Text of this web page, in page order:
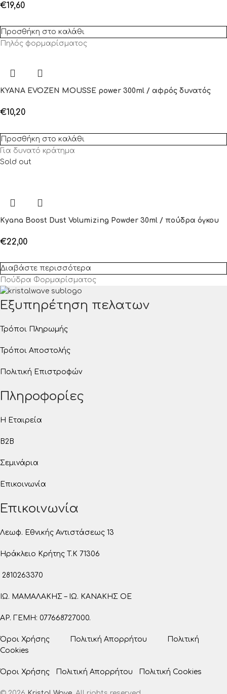
€19,60
Προσθήκη στο καλάθι
Πηλός φορμαρίσματος
KYANA EVOZEN MOUSSE power 300ml / αφρός δυνατός
€10,20
Προσθήκη στο καλάθι
Για δυνατό κράτημα
Sold out
Kyana Boost Dust Volumizing Powder 30ml / πούδρα όγκου
€22,00
Διαβάστε περισσότερα
Πούδρα Φορμαρίσματος
Εξυπηρέτηση πελατων
Τρόποι Πληρωμής
Τρόποι Αποστολής
Πολιτική Επιστροφών
Πληροφορίες
Η Εταιρεία
B2B
Σεμινάρια
Επικοινωνία
Επικοινωνία
Λεωφ. Εθνικής Αντιστάσεως 13
Ηράκλειο Κρήτης T.K 71306
2810263370
ΙΩ. ΜΑΜΑΛΑΚΗΣ – ΙΩ. ΚΑΝΑΚΗΣ ΟΕ
ΑΡ. ΓΕΜΗ: 077668727000.
Όροι Χρήσης Πολιτική Απορρήτου Πολιτική
Cookies
Όροι Χρήσης Πολιτική Απορρήτου Πολιτική Cookies